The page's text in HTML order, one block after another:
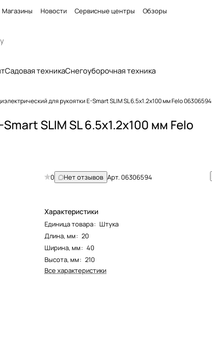
Магазины Новости Сервисные центры Обзоры
Садовая техникаСнегоуборочная техника
для рукоятки E-Smart SLIM SL 6.5x1.2x100 мм Felo 06306594
SLIM SL 6.5x1.2x100 мм Felo
0 Нет отзывов Арт.06306594
Характеристики
Единица товара: Штука
Длина, мм: 20
Ширина, мм: 40
Высота, мм: 210
Все характеристики